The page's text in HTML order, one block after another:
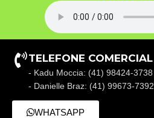
TELEFONE COMERCIAL
- Kadu Moccia: (41) 98424-3738
- Danielle Braz: (41) 99673-7392
WHATSAPP